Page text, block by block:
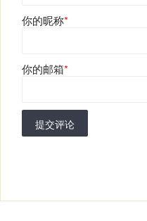
你的昵称*
你的邮箱*
提交评论